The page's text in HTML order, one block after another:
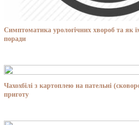
Симптоматика урологічних хвороб та як
поради
Чахохбілі з картоплею на пательні
приготу